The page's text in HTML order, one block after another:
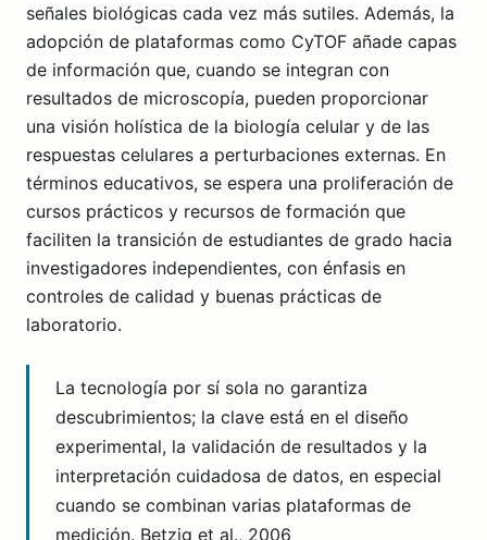
señales biológicas cada vez más sutiles. Además, la
adopción de plataformas como CyTOF añade capas
de información que, cuando se integran con
resultados de microscopía, pueden proporcionar
una visión holística de la biología celular y de las
respuestas celulares a perturbaciones externas. En
términos educativos, se espera una proliferación de
cursos prácticos y recursos de formación que
faciliten la transición de estudiantes de grado hacia
investigadores independientes, con énfasis en
controles de calidad y buenas prácticas de
laboratorio.
La tecnología por sí sola no garantiza
descubrimientos; la clave está en el diseño
experimental, la validación de resultados y la
interpretación cuidadosa de datos, en especial
cuando se combinan varias plataformas de
medición. Betzig et al., 2006